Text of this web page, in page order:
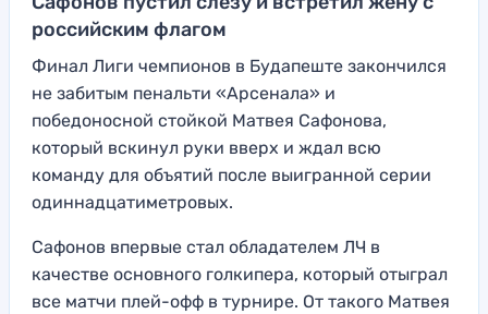
российским флагом
Финал Лиги чемпионов в Будапеште закончился
не забитым пенальти «Арсенала» и
победоносной стойкой Матвея Сафонова,
который вскинул руки вверх и ждал всю
команду для объятий после выигранной серии
одиннадцатиметровых.
Сафонов впервые стал обладателем ЛЧ в
качестве основного голкипера, который отыграл
все матчи плей-офф в турнире. От такого Матвея